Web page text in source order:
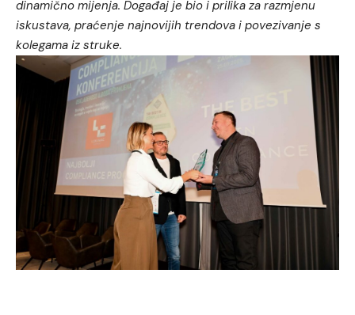
dinamično mijenja. Događaj je bio i prilika za razmjenu
iskustava, praćenje najnovijih trendova i povezivanje s
kolegama iz struke.